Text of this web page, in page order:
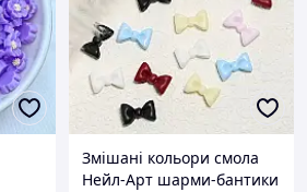
Змішані кольори смола
Нейл-Арт шарми-бантики